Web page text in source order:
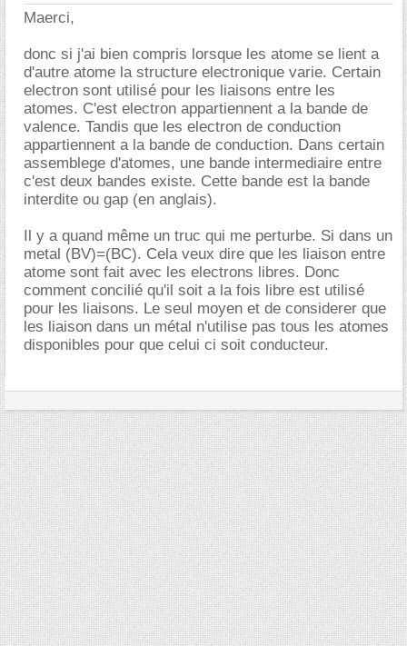
Maerci,
donc si j'ai bien compris lorsque les atome se lient a
d'autre atome la structure electronique varie. Certain
electron sont utilisé pour les liaisons entre les
atomes. C'est electron appartiennent a la bande de
valence. Tandis que les electron de conduction
appartiennent a la bande de conduction. Dans certain
assemblege d'atomes, une bande intermediaire entre
c'est deux bandes existe. Cette bande est la bande
interdite ou gap (en anglais).
Il y a quand même un truc qui me perturbe. Si dans un
metal (BV)=(BC). Cela veux dire que les liaison entre
atome sont fait avec les electrons libres. Donc
comment concilié qu'il soit a la fois libre est utilisé
pour les liaisons. Le seul moyen et de considerer que
les liaison dans un métal n'utilise pas tous les atomes
disponibles pour que celui ci soit conducteur.